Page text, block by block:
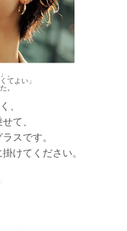
、
てよい」
。
、
て、
スです。
けてください。